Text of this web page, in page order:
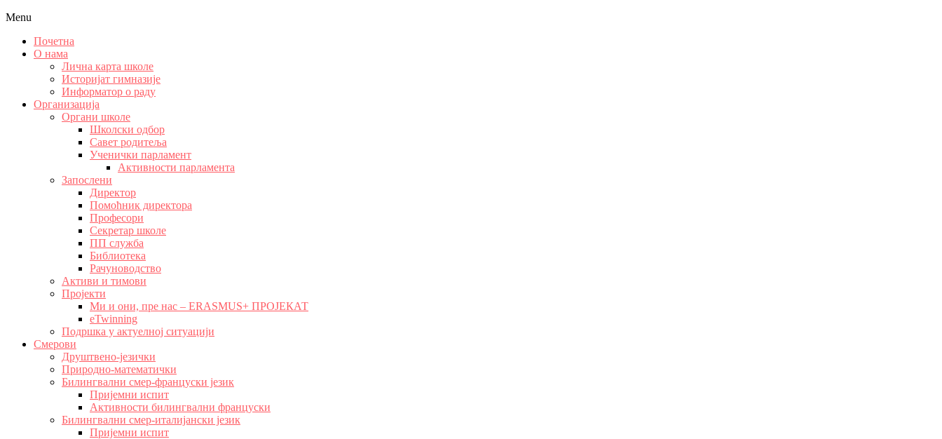
Menu
Почетна
О нама
Лична карта школе
Историјат гимназије
Информатор о раду
Организација
Органи школе
Школски одбор
Савет родитеља
Ученички парламент
Активности парламента
Запослени
Директор
Помоћник директора
Професори
Секретар школе
ПП служба
Библиотека
Рачуноводство
Активи и тимови
Пројекти
Ми и они, пре нас – ERASMUS+ ПРОЈЕКАТ
eTwinning
Подршка у актуелној ситуацији
Смерови
Друштвено-језички
Природно-математички
Билингвални смер-француски језик
Пријемни испит
Активности билингвални француски
Билингвални смер-италијански језик
Пријемни испит